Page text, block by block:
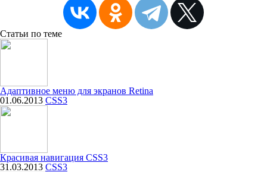
Статьи по теме
Адаптивное меню для экранов Retina
01.06.2013 CSS3
Красивая навигация CSS3
31.03.2013 CSS3